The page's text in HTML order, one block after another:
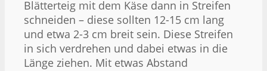
Blätterteig mit dem Käse dann in Streifen
schneiden – diese sollten 12-15 cm lang
und etwa 2-3 cm breit sein. Diese Streifen
in sich verdrehen und dabei etwas in die
Länge ziehen. Mit etwas Abstand